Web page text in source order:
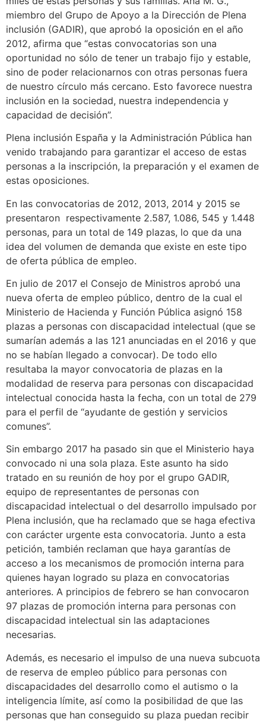
miembro del Grupo de Apoyo a la Dirección de Plena
inclusión (GADIR), que aprobó la oposición en el año
2012, afirma que “estas convocatorias son una
oportunidad no sólo de tener un trabajo fijo y estable,
sino de poder relacionarnos con otras personas fuera
de nuestro círculo más cercano. Esto favorece nuestra
inclusión en la sociedad, nuestra independencia y
capacidad de decisión”.
Plena inclusión España y la Administración Pública han
venido trabajando para garantizar el acceso de estas
personas a la inscripción, la preparación y el examen de
estas oposiciones.
En las convocatorias de 2012, 2013, 2014 y 2015 se
presentaron respectivamente 2.587, 1.086, 545 y 1.448
personas, para un total de 149 plazas, lo que da una
idea del volumen de demanda que existe en este tipo
de oferta pública de empleo.
En julio de 2017 el Consejo de Ministros aprobó una
nueva oferta de empleo público, dentro de la cual el
Ministerio de Hacienda y Función Pública asignó 158
plazas a personas con discapacidad intelectual (que se
sumarían además a las 121 anunciadas en el 2016 y que
no se habían llegado a convocar). De todo ello
resultaba la mayor convocatoria de plazas en la
modalidad de reserva para personas con discapacidad
intelectual conocida hasta la fecha, con un total de 279
para el perfil de “ayudante de gestión y servicios
comunes”.
Sin embargo 2017 ha pasado sin que el Ministerio haya
convocado ni una sola plaza. Este asunto ha sido
tratado en su reunión de hoy por el grupo GADIR,
equipo de representantes de personas con
discapacidad intelectual o del desarrollo impulsado por
Plena inclusión, que ha reclamado que se haga efectiva
con carácter urgente esta convocatoria. Junto a esta
petición, también reclaman que haya garantías de
acceso a los mecanismos de promoción interna para
quienes hayan logrado su plaza en convocatorias
anteriores. A principios de febrero se han convocaron
97 plazas de promoción interna para personas con
discapacidad intelectual sin las adaptaciones
necesarias.
Además, es necesario el impulso de una nueva subcuota
de reserva de empleo público para personas con
discapacidades del desarrollo como el autismo o la
inteligencia límite, así como la posibilidad de que las
personas que han conseguido su plaza puedan recibir